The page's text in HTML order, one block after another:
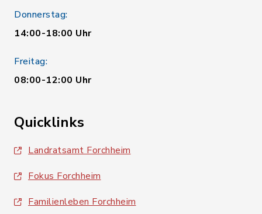
Donnerstag:
14:00-18:00 Uhr
Freitag:
08:00-12:00 Uhr
Quicklinks
Landratsamt Forchheim
Fokus Forchheim
Familienleben Forchheim